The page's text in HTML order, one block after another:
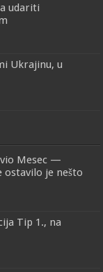
udariti
Ukrajinu, u
Mesec —
ostavilo je nešto
Tip 1., na